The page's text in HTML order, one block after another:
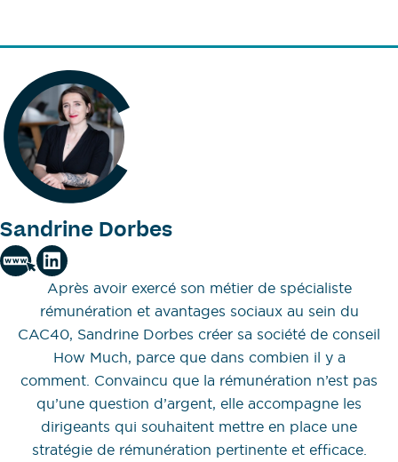
Sandrine Dorbes
Après avoir exercé son métier de spécialiste
rémunération et avantages sociaux au sein du
CAC40, Sandrine Dorbes créer sa société de conseil
How Much, parce que dans combien il y a
comment. Convaincu que la rémunération n’est pas
qu’une question d’argent, elle accompagne les
dirigeants qui souhaitent mettre en place une
stratégie de rémunération pertinente et efficace.